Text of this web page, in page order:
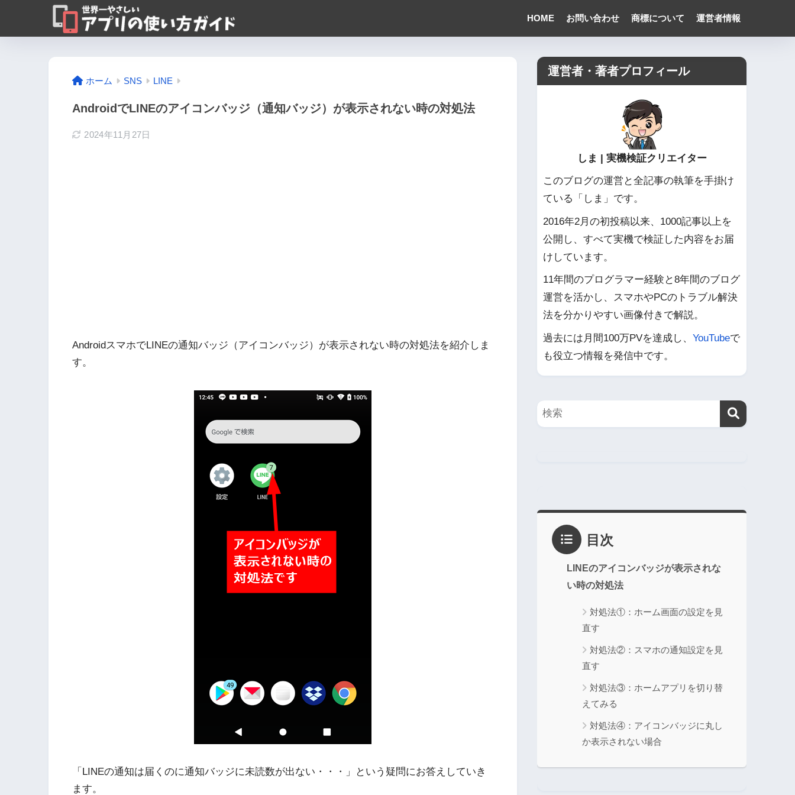
HOME お問い合わせ 商標について 運営者情報
ホーム SNS LINE
AndroidでLINEのアイコンバッジ（通知バッジ）が表示されない時の対処法
2024年11月27日
AndroidスマホでLINEの通知バッジ（アイコンバッジ）が表示されない時の対処法を紹介しま
す。
「LINEの通知は届くのに通知バッジに未読数が出ない・・・」という疑問にお答えしていき
ます。
運営者・著者プロフィール
しま | 実機検証クリエイター
このブログの運営と全記事の執筆を手掛け
ている「しま」です。
2016年2月の初投稿以来、1000記事以上を
公開し、すべて実機で検証した内容をお届
けしています。
11年間のプログラマー経験と8年間のブログ
運営を活かし、スマホやPCのトラブル解決
法を分かりやすい画像付きで解説。
過去には月間100万PVを達成し、 YouTubeで
も役立つ情報を発信中です。
目次
LINEのアイコンバッジが表示されな
い時の対処法
対処法①：ホーム画面の設定を見
直す
対処法②：スマホの通知設定を見
直す
対処法③：ホームアプリを切り替
えてみる
対処法④：アイコンバッジに丸し
か表示されない場合